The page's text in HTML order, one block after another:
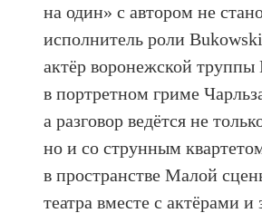
на один» с автором не
исполнитель роли
актёр воронежской
в портретном гриме
а разговор ведётся не
но и со струнным
в пространстве Малой
театра вместе с актёрами и